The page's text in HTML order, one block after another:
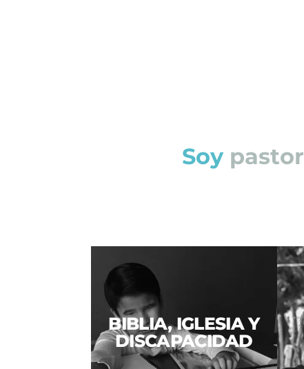
Soy líder,
BIBLIA, IGLESIA Y
DISCAPACIDAD